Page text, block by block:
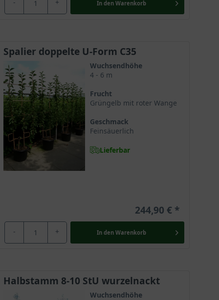
- + In den Warenkorb
Spalier doppelte U-Form C35
Wuchsendhöhe
4 - 6 m
Frucht
Grüngelb mit roter Wange
Geschmack
Feinsäuerlich
Lieferbar
244,90 €
- + In den Warenkorb
Halbstamm 8-10 StU wurzelnackt
Wuchsendhöhe